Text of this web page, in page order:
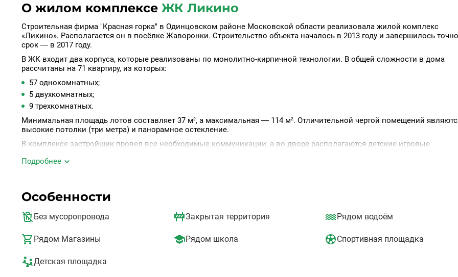
О жилом комплексе ЖК Ликино
Строительная фирма "Красная горка" в Одинцовском районе Московской области реализовала жилой комплекс
«Ликино». Располагается он в посёлке Жаворонки. Строительство объекта началось в 2013 году и завершилось
срок — в 2017 году.
В ЖК входит два корпуса, которые реализованы по монолитно-кирпичной технологии. В общей сложности в дома
рассчитаны на 71 квартиру, из которых:
57 однокомнатных;
5 двухкомнатных;
9 трехкомнатных.
Минимальная площадь лотов составляет 37 м², а максимальная — 114 м². Отличительной чертой помещений
высокие потолки (три метра) и панорамное остекление.
В комплексе застройщик провел все необходимые коммуникации, а во дворе располагаются детские игровые
В пешей доступности от комплекса находятся все некоторые объекты социальной инфраструктуры, в том числе
Добраться до комплекса от столицы возможно возможно по Минскому шоссе или платной трассе М1. Также жители
ЖК могут пользоваться общественным транспортом: автобусом и маршрутными такси. До платформы "Жаворонки" от
Подробнее
Особенности
Без мусоропровода Закрытая территория Рядом водоём
Рядом Магазины Рядом школа Спортивная площадка
Детская площадка